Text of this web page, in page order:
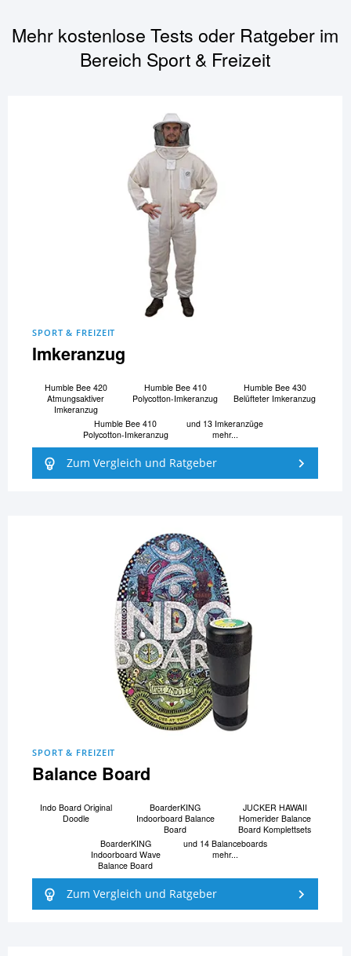
Mehr kostenlose Tests oder Ratgeber im
Bereich Sport & Freizeit
SPORT & FREIZEIT
Imkeranzug
Humble Bee 420
Atmungsaktiver
Imkeranzug
Humble Bee 410
Polycotton-Imkeranzug
Humble Bee 430
Belüfteter Imkeranzug
Humble Bee 410
Polycotton-Imkeranzug
und 13 Imkeranzüge
mehr...
Zum Vergleich und Ratgeber
SPORT & FREIZEIT
Balance Board
Indo Board Original
Doodle
BoarderKING
Indoorboard Balance
Board
JUCKER HAWAII
Homerider Balance
Board Komplettsets
BoarderKING
Indoorboard Wave
Balance Board
und 14 Balanceboards
mehr...
Zum Vergleich und Ratgeber